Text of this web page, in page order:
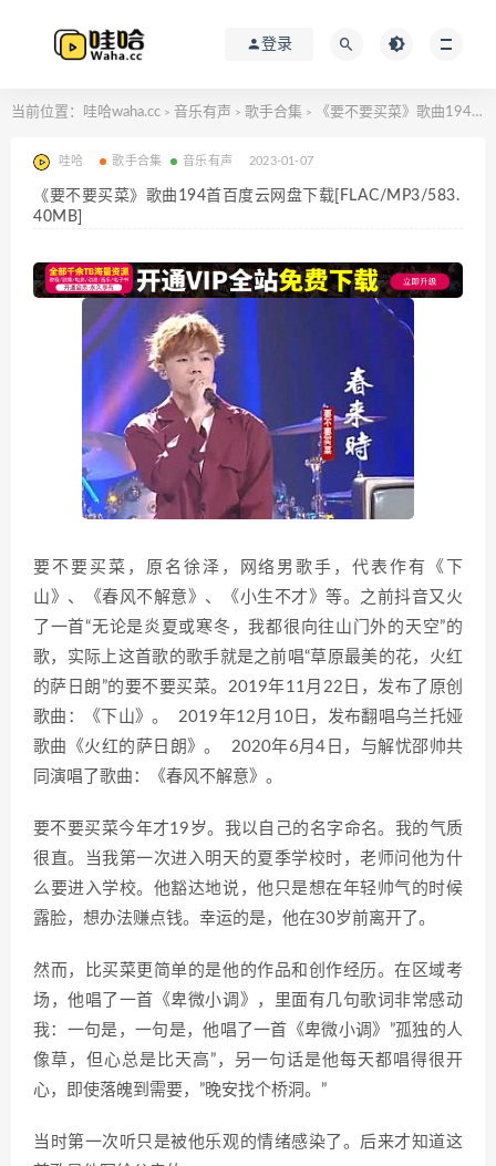
登录
当前位置： 哇哈waha.cc > 音乐有声 > 歌手合集 > 《要不要买菜》歌曲194首百度云网盘下载[FLAC/MP3/583.40MB]
哇哈 歌手合集 音乐有声 2023-01-07
《要不要买菜》歌曲194首百度云网盘下载[FLAC/MP3/583.
40MB]
要不要买菜，原名徐泽，网络男歌手，代表作有《下
山》、《春风不解意》、《小生不才》等。之前抖音又火
了一首“无论是炎夏或寒冬，我都很向往山门外的天空”的
歌，实际上这首歌的歌手就是之前唱“草原最美的花，火红
的萨日朗”的要不要买菜。2019年11月22日，发布了原创
歌曲：《下山》。 2019年12月10日，发布翻唱乌兰托娅
歌曲《火红的萨日朗》。 2020年6月4日，与解忧邵帅共
同演唱了歌曲：《春风不解意》。
要不要买菜今年才19岁。我以自己的名字命名。我的气质
很直。当我第一次进入明天的夏季学校时，老师问他为什
么要进入学校。他豁达地说，他只是想在年轻帅气的时候
露脸，想办法赚点钱。幸运的是，他在30岁前离开了。
然而，比买菜更简单的是他的作品和创作经历。在区域考
场，他唱了一首《卑微小调》，里面有几句歌词非常感动
我：一句是，一句是，他唱了一首《卑微小调》”孤独的人
像草，但心总是比天高”，另一句话是他每天都唱得很开
心，即使落魄到需要，”晚安找个桥洞。”
当时第一次听只是被他乐观的情绪感染了。后来才知道这